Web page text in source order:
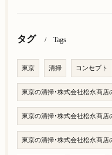
タグ Tags
東京 清掃 コンセプト
東京の清掃･株式会社松永商店
東京の清掃･株式会社松永商店
東京の清掃･株式会社松永商店